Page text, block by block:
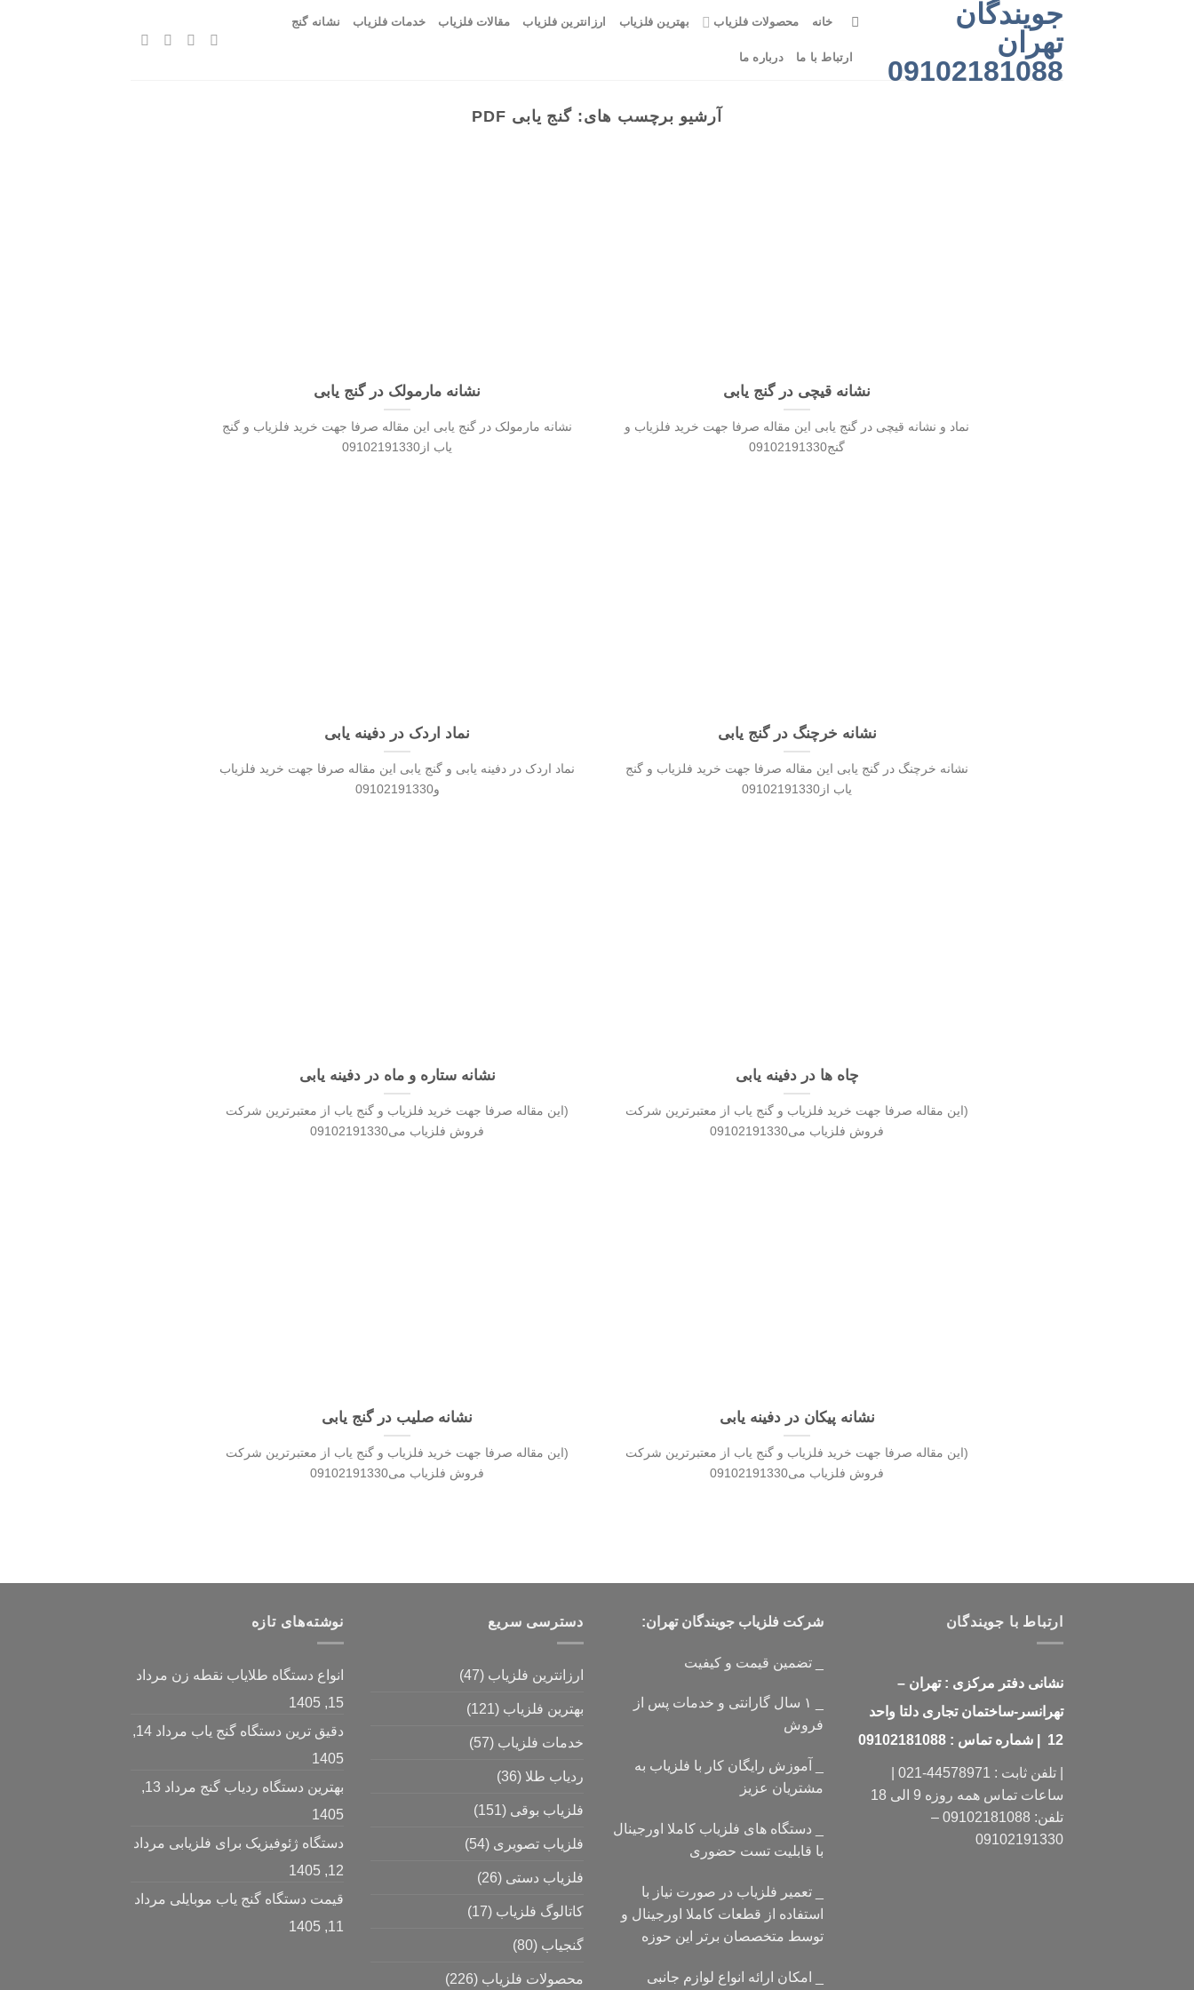
جویندگان
تهران
09102181088
خانه محصولات فلزیاب بهترین فلزیاب ارزانترین فلزیاب مقالات فلزیاب خدمات فلزیاب نشانه گنج
ارتباط با ما درباره ما
آرشیو برچسب های: گنج یابی PDF
نشانه قیچی در گنج یابی
نماد و نشانه قیچی در گنج یابی این مقاله صرفا جهت خرید فلزیاب و
گنج09102191330
نشانه مارمولک در گنج یابی
نشانه مارمولک در گنج یابی این مقاله صرفا جهت خرید فلزیاب و گنج
یاب از09102191330
نشانه خرچنگ در گنج یابی
نشانه خرچنگ در گنج یابی این مقاله صرفا جهت خرید فلزیاب و گنج
یاب از09102191330
نماد اردک در دفینه یابی
نماد اردک در دفینه یابی و گنج یابی این مقاله صرفا جهت خرید فلزیاب
و09102191330
چاه ها در دفینه یابی
(این مقاله صرفا جهت خرید فلزیاب و گنج یاب از معتبرترین شرکت
فروش فلزیاب می09102191330
نشانه ستاره و ماه در دفینه یابی
(این مقاله صرفا جهت خرید فلزیاب و گنج یاب از معتبرترین شرکت
فروش فلزیاب می09102191330
نشانه پیکان در دفینه یابی
(این مقاله صرفا جهت خرید فلزیاب و گنج یاب از معتبرترین شرکت
فروش فلزیاب می09102191330
نشانه صلیب در گنج یابی
(این مقاله صرفا جهت خرید فلزیاب و گنج یاب از معتبرترین شرکت
فروش فلزیاب می09102191330
ارتباط با جویندگان
نشانی دفتر مرکزی : تهران –
تهرانسر-ساختمان تجاری دلتا واحد
12 | شماره تماس : 09102181088
ساعات تماس همه روزه 9 الی 18
تلفن: 09102181088 –
09102191330
شرکت فلزیاب جویندگان تهران:
_ تضمین قیمت و کیفیت
_ ۱ سال گارانتی و خدمات پس از
فروش
_ آموزش رایگان کار با فلزیاب به
مشتریان عزیز
_ دستگاه های فلزیاب کاملا اورجینال
با قابلیت تست حضوری
_ تعمیر فلزیاب در صورت نیاز با
استفاده از قطعات کاملا اورجینال و
توسط متخصصان برتر این حوزه
_ امکان ارائه انواع لوازم جانبی
دسترسی سریع
ارزانترین فلزیاب (47)
بهترین فلزیاب (121)
خدمات فلزیاب (57)
ردیاب طلا (36)
فلزیاب بوقی (151)
فلزیاب تصویری (54)
فلزیاب دستی (26)
کاتالوگ فلزیاب (17)
گنجیاب (80)
محصولات فلزیاب (226)
نوشته‌های تازه
انواع دستگاه طلایاب نقطه زن مرداد
15, 1405
دقیق ترین دستگاه گنج یاب
مرداد 14,
1405
بهترین دستگاه ردیاب گنج
مرداد 13,
1405
دستگاه ژئوفیزیک برای فلزیابی مرداد
12, 1405
قیمت دستگاه گنج یاب موبایلی مرداد
11, 1405